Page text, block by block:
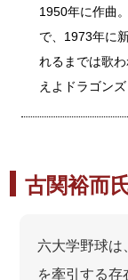
1950年に作曲
で、1973年に
れるまでは歌
えよドラゴン
古関裕而
六大学野球は
を牽引する存